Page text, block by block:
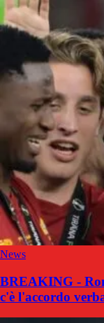
News
BREAKING -
c'è l'accordo